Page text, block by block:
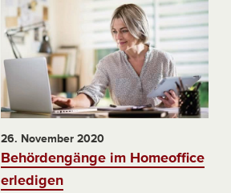
26. November 2020
Behördengänge im Homeoffice
erledigen